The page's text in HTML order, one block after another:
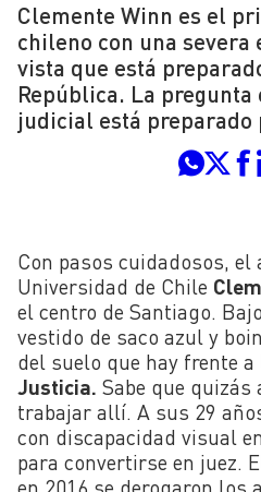
Clemente Winn es el
chileno con una severa
vista que está
República. La pregunta
judicial está preparado
Con pasos cuidadosos, el
Universidad de Chile
el centro de Santiago.
vestido de saco azul y
del suelo que hay frente a
Justicia. Sabe que
trabajar allí. A sus 29
con discapacidad visual
para convertirse en juez.
en 2016 se derogaron los